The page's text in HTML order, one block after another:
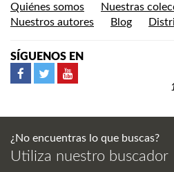
Quiénes somos
Nuestras
Nuestros autores
Blog
SÍGUENOS EN
¿No encuentras lo que buscas?
Utiliza nuestro buscador